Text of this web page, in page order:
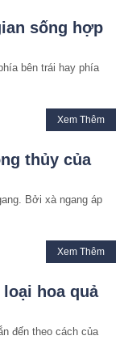
sống hợp
bên trái hay phía
Xem Thêm
thủy của
Bởi xà ngang áp
Xem Thêm
hoa quả
đến theo cách của